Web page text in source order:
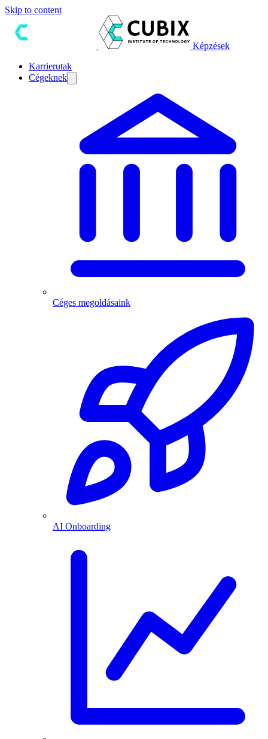
Skip to content
Képzések
Karrierutak
Cégeknek
Céges megoldásaink
AI Onboarding